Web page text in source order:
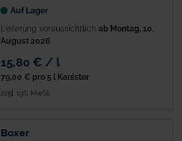
Auf Lager
Lieferung voraussichtlich ab Montag, 10.
August 2026
15,80 € / l
79,00 € pro 5 l Kanister
zzgl. 19% MwSt.
Boxer